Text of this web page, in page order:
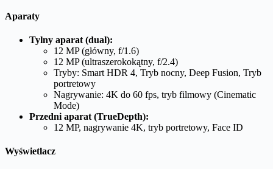
Aparaty
Tylny aparat (dual):
12 MP (główny, f/1.6)
12 MP (ultraszerokokątny, f/2.4)
Tryby: Smart HDR 4, Tryb nocny, Deep Fusion, Tryb
portretowy
Nagrywanie: 4K do 60 fps, tryb filmowy (Cinematic
Mode)
Przedni aparat (TrueDepth):
12 MP, nagrywanie 4K, tryb portretowy, Face ID
Wyświetlacz